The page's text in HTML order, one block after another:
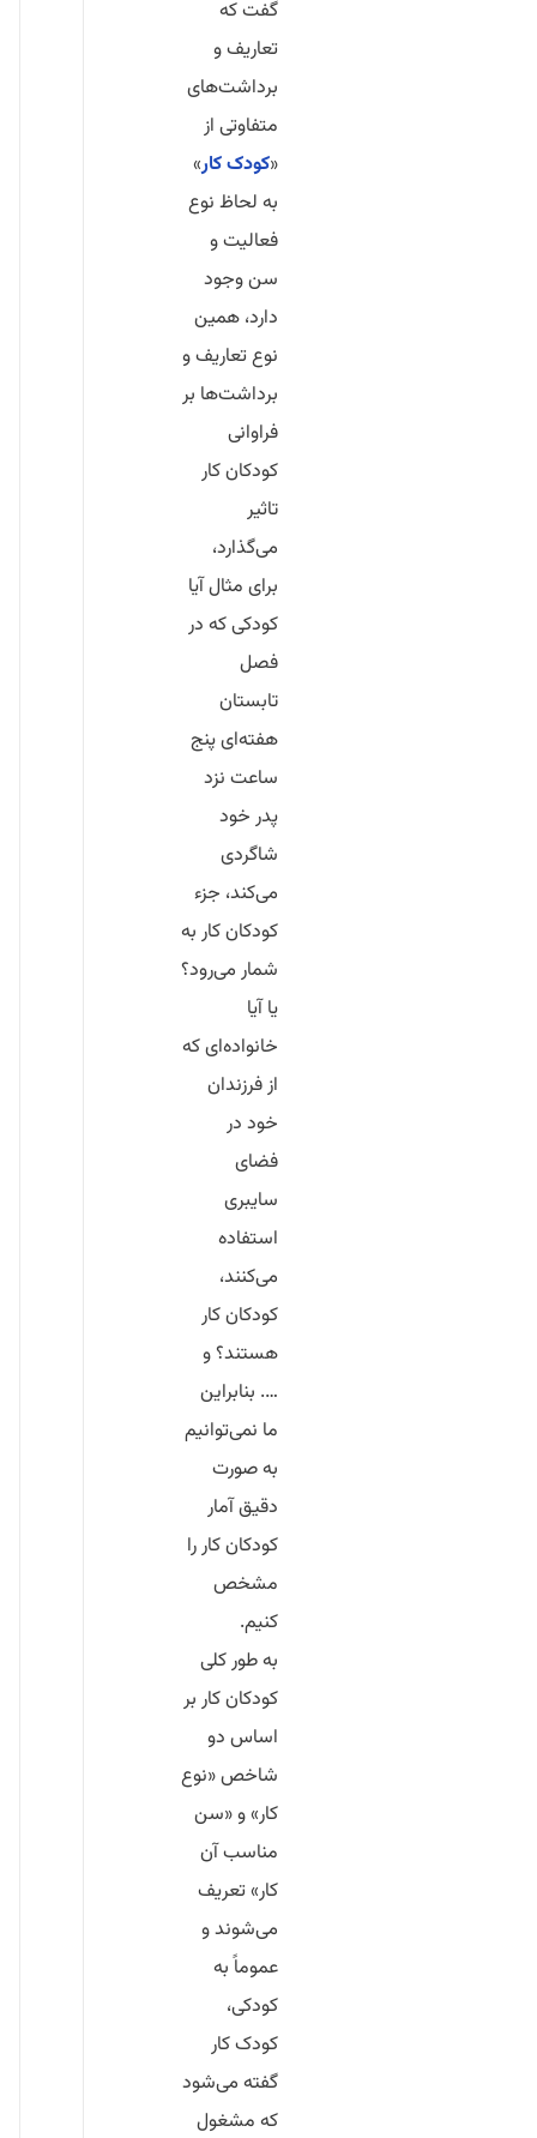
گفت که
تعاریف و
برداشت‌های
متفاوتی از
«کودک کار»
به لحاظ نوع
فعالیت و
سن وجود
دارد، همین
نوع تعاریف و
برداشت‌ها بر
فراوانی
کودکان کار
تاثیر
می‌گذارد،
برای مثال آیا
کودکی که در
فصل
تابستان
هفته‌ای پنج
ساعت نزد
پدر خود
شاگردی
می‌کند، جزء
کودکان کار به
شمار می‌رود؟
یا آیا
خانواده‌ای که
از فرزندان
خود در
فضای
سایبری
استفاده
می‌کنند،
کودکان کار
هستند؟ و
…. بنابراین
ما نمی‌توانیم
به صورت
دقیق آمار
کودکان کار را
مشخص
کنیم.
به طور کلی
کودکان کار بر
اساس دو
شاخص «نوع
کار» و «سن
مناسب آن
کار» تعریف
می‌شوند و
عموماً به
کودکی،
کودک کار
گفته می‌شود
که مشغول